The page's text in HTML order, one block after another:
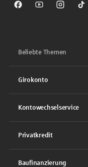
Sparkasse auf Facebook
Sparkasse auf
Beliebte Themen
Girokonto
Kontowechselservice
Privatkredit
Baufinanzierung